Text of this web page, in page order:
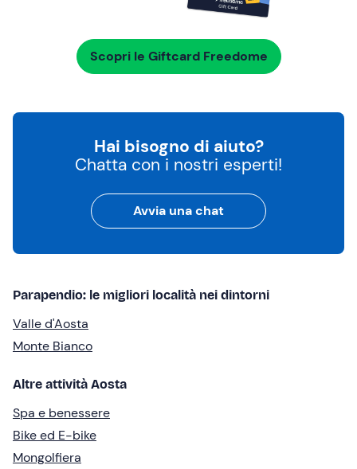
Scopri le Giftcard Freedome
Hai bisogno di aiuto?
Chatta con i nostri esperti!
Avvia una chat
Parapendio: le migliori località nei dintorni
Valle d'Aosta
Monte Bianco
Altre attività Aosta
Spa e benessere
Bike ed E-bike
Mongolfiera